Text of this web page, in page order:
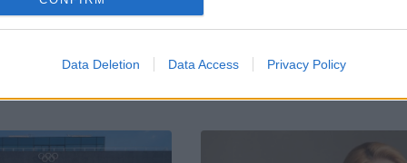
Data Deletion Data Access Privacy Policy
Την 20-05-2026 το απόγευμα
συνελήφθη στη Ρόδο, από ...